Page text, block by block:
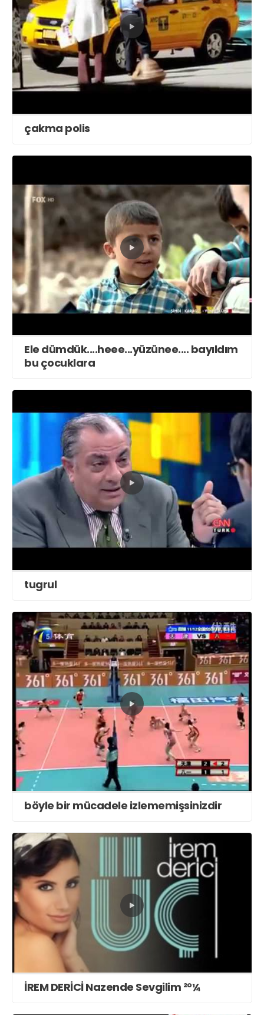
çakma polis
Ele dümdük....heee...yüzünee.... bayıldım
bu çocuklara
tugrul
böyle bir mücadele izlememişsinizdir
İREM DERİCİ Nazende Sevgilim ²°¼